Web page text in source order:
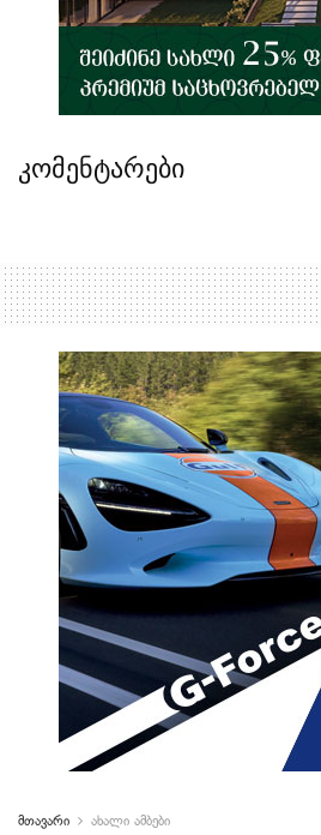
კომენტარები
მთავარი ახალი ამბები